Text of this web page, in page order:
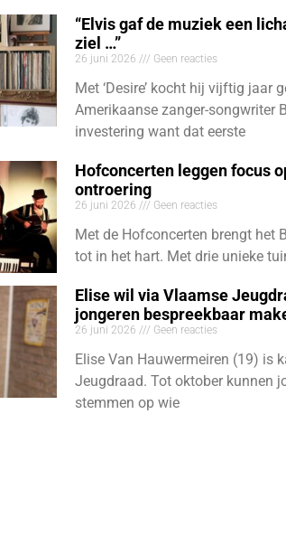
“Elvis gaf de muziek een
ziel …”
26 juni 2026 Geen reacties
Met ‘Desire’ kocht hij vijftig jaar
Amerikaanse zanger-songwriter
investering want dat eerste
Hofconcerten leggen focus
ontroering
26 juni 2026 Geen reacties
Met de Hofconcerten brengt het
tot in het hart. Met drie unieke
Elise wil via Vlaamse
jongeren bespreekbaar
26 juni 2026 Geen reacties
Elise Van Hauwermeiren (19) is
Jeugdraad. Tot oktober kunnen
stemmen op wie